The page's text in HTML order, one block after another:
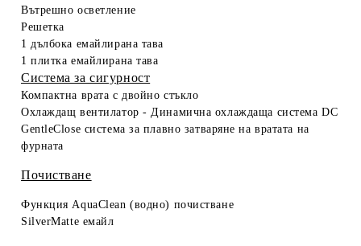
Вътрешно осветление
Решетка
1 дълбока емайлирана тава
1 плитка емайлирана тава
Система за сигурност
Компактна врата с двойно стъкло
Охлаждащ вентилатор - Динамична охлаждаща система DC
GentleClose система за плавно затваряне на вратата на
фурната
Почистване
Функция AquaClean (водно) почистване
SilverMatte емайл